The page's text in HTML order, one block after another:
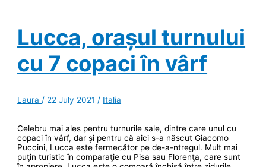
Lucca, orașul turnului
cu 7 copaci în vârf
Laura / 22 July 2021 / Italia
Celebru mai ales pentru turnurile sale, dintre care unul cu
copaci în vârf, dar şi pentru că aici s-a născut Giacomo
Puccini, Lucca este fermecător pe de-a-ntregul. Mult mai
puţin turistic în comparaţie cu Pisa sau Florenţa, care sunt